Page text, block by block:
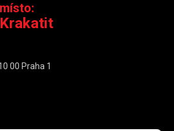
00 Praha 1